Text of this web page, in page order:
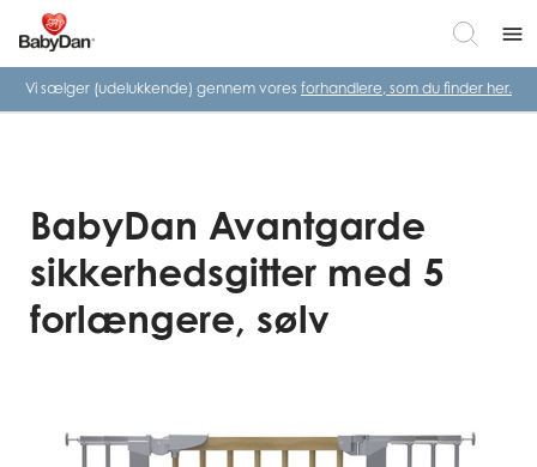
menu
Vi sælger (udelukkende) gennem vores forhandlere, som du finder her.
BabyDan Avantgarde
sikkerhedsgitter med 5
forlængere, sølv